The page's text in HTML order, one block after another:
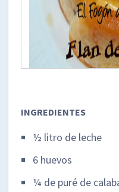
INGREDIENTES
½ litro de leche
6 huevos
¼ de puré de